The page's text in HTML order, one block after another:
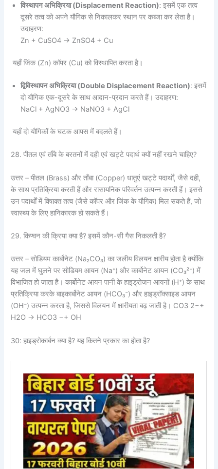
विस्थापन अभिक्रिया (Displacement Reaction): इसमें एक तत्व
दूसरे तत्व को अपने यौगिक से निकालकर स्थान पर कब्जा कर लेता है।
उदाहरण:
Zn + CuSO4 → ZnSO4 + Cu
यहाँ जिंक (Zn) कॉपर (Cu) को विस्थापित करता है।
द्विविस्थापन अभिक्रिया (Double Displacement Reaction): इसमें
दो यौगिक एक-दूसरे के साथ आदान-प्रदान करते हैं। उदाहरण:
NaCl + AgNO3 → NaNO3 + AgCl
यहाँ दो यौगिकों के घटक आपस में बदलते हैं।
28. पीतल एवं ताँबे के बरतनों में दही एवं खट्टे पदार्थ क्यों नहीं रखने चाहिए?
उत्तर – पीतल (Brass) और ताँबा (Copper) धातुएं खट्टे पदार्थों, जैसे दही,
के साथ प्रतिक्रिया करती हैं और रासायनिक परिवर्तन उत्पन्न करती हैं। इससे
उन पदार्थों में विषाक्त तत्व (जैसे कॉपर और जिंक के यौगिक) मिल सकते हैं, जो
स्वास्थ्य के लिए हानिकारक हो सकते हैं।
29. किण्वन की क्रिया क्या है? इसमें कौन-सी गैस निकलती है?
उत्तर – सोडियम कार्बोनेट (Na₂CO₃) का जलीय विलयन क्षारीय होता है क्योंकि
यह जल में घुलने पर सोडियम आयन (Na⁺) और कार्बोनेट आयन (CO₃²⁻) में
विभाजित हो जाता है। कार्बोनेट आयन पानी के हाइड्रोजन आयनों (H⁺) के साथ
प्रतिक्रिया करके बाइकार्बोनेट आयन (HCO₃⁻) और हाइड्रॉक्साइड आयन
(OH⁻) उत्पन्न करता है, जिससे विलयन में क्षारीयता बढ़ जाती है। CO3 2−+
H2O → HCO3 −+ OH
30: हाइड्रोकार्बन क्या है? यह कितने प्रकार का होता है?